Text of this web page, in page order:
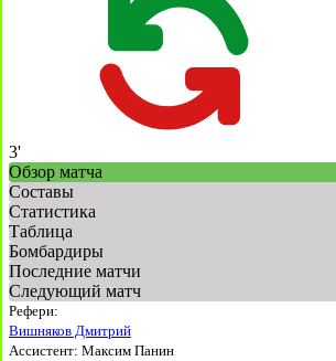
3'
Обзор матча
Составы
Статистика
Таблица
Бомбардиры
Последние матчи
Следующий матч
Рефери:
Вишняков Дмитрий
Ассистент: Максим Панин